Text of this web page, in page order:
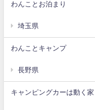
わんことお泊まり
埼玉県
わんことキャンプ
長野県
キャンピングカーは動く家